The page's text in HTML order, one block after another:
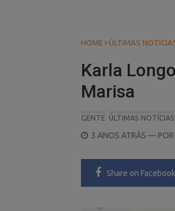
HOME › ÚLTIMAS
Karla
Marisa
GENTE ÚLTIMAS NOTÍCIAS
POSTED
3 ANOS ATRÁS — POR
Share on Facebook